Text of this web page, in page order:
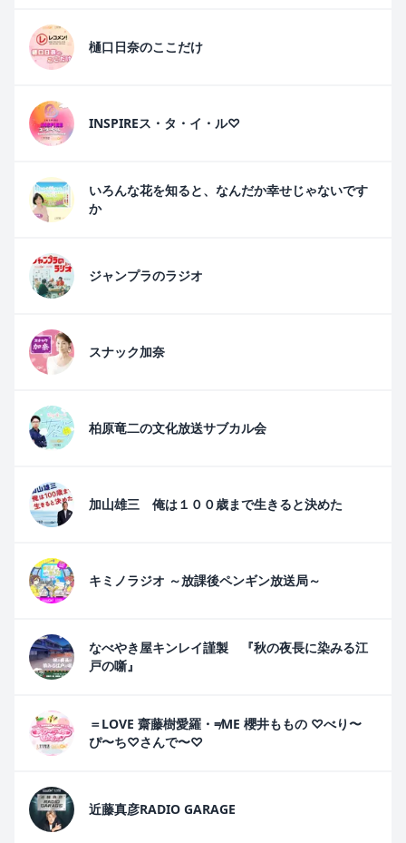
樋口日奈のここだけ
INSPIREス・タ・イ・ル♡
いろんな花を知ると、なんだか幸せじゃないです
か
ジャンプラのラジオ
スナック加奈
柏原竜二の文化放送サブカル会
加山雄三 俺は１００歳まで生きると決めた
キミノラジオ ～放課後ペンギン放送局～
なべやき屋キンレイ謹製 『秋の夜長に染みる江
戸の噺』
＝LOVE 齋藤樹愛羅・≠ME 櫻井ももの ♡べり〜
ぴ〜ち♡さんで〜♡
近藤真彦RADIO GARAGE